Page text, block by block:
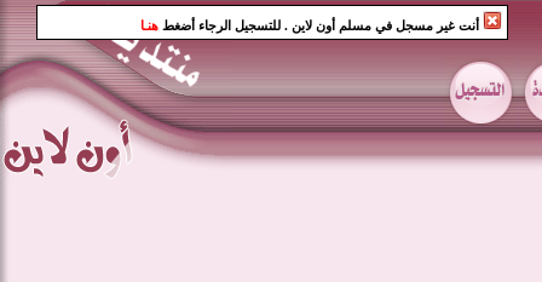
أنت غير مسجل في مسلم أون لاين . للتسجيل الرجاء أضغط هنـا